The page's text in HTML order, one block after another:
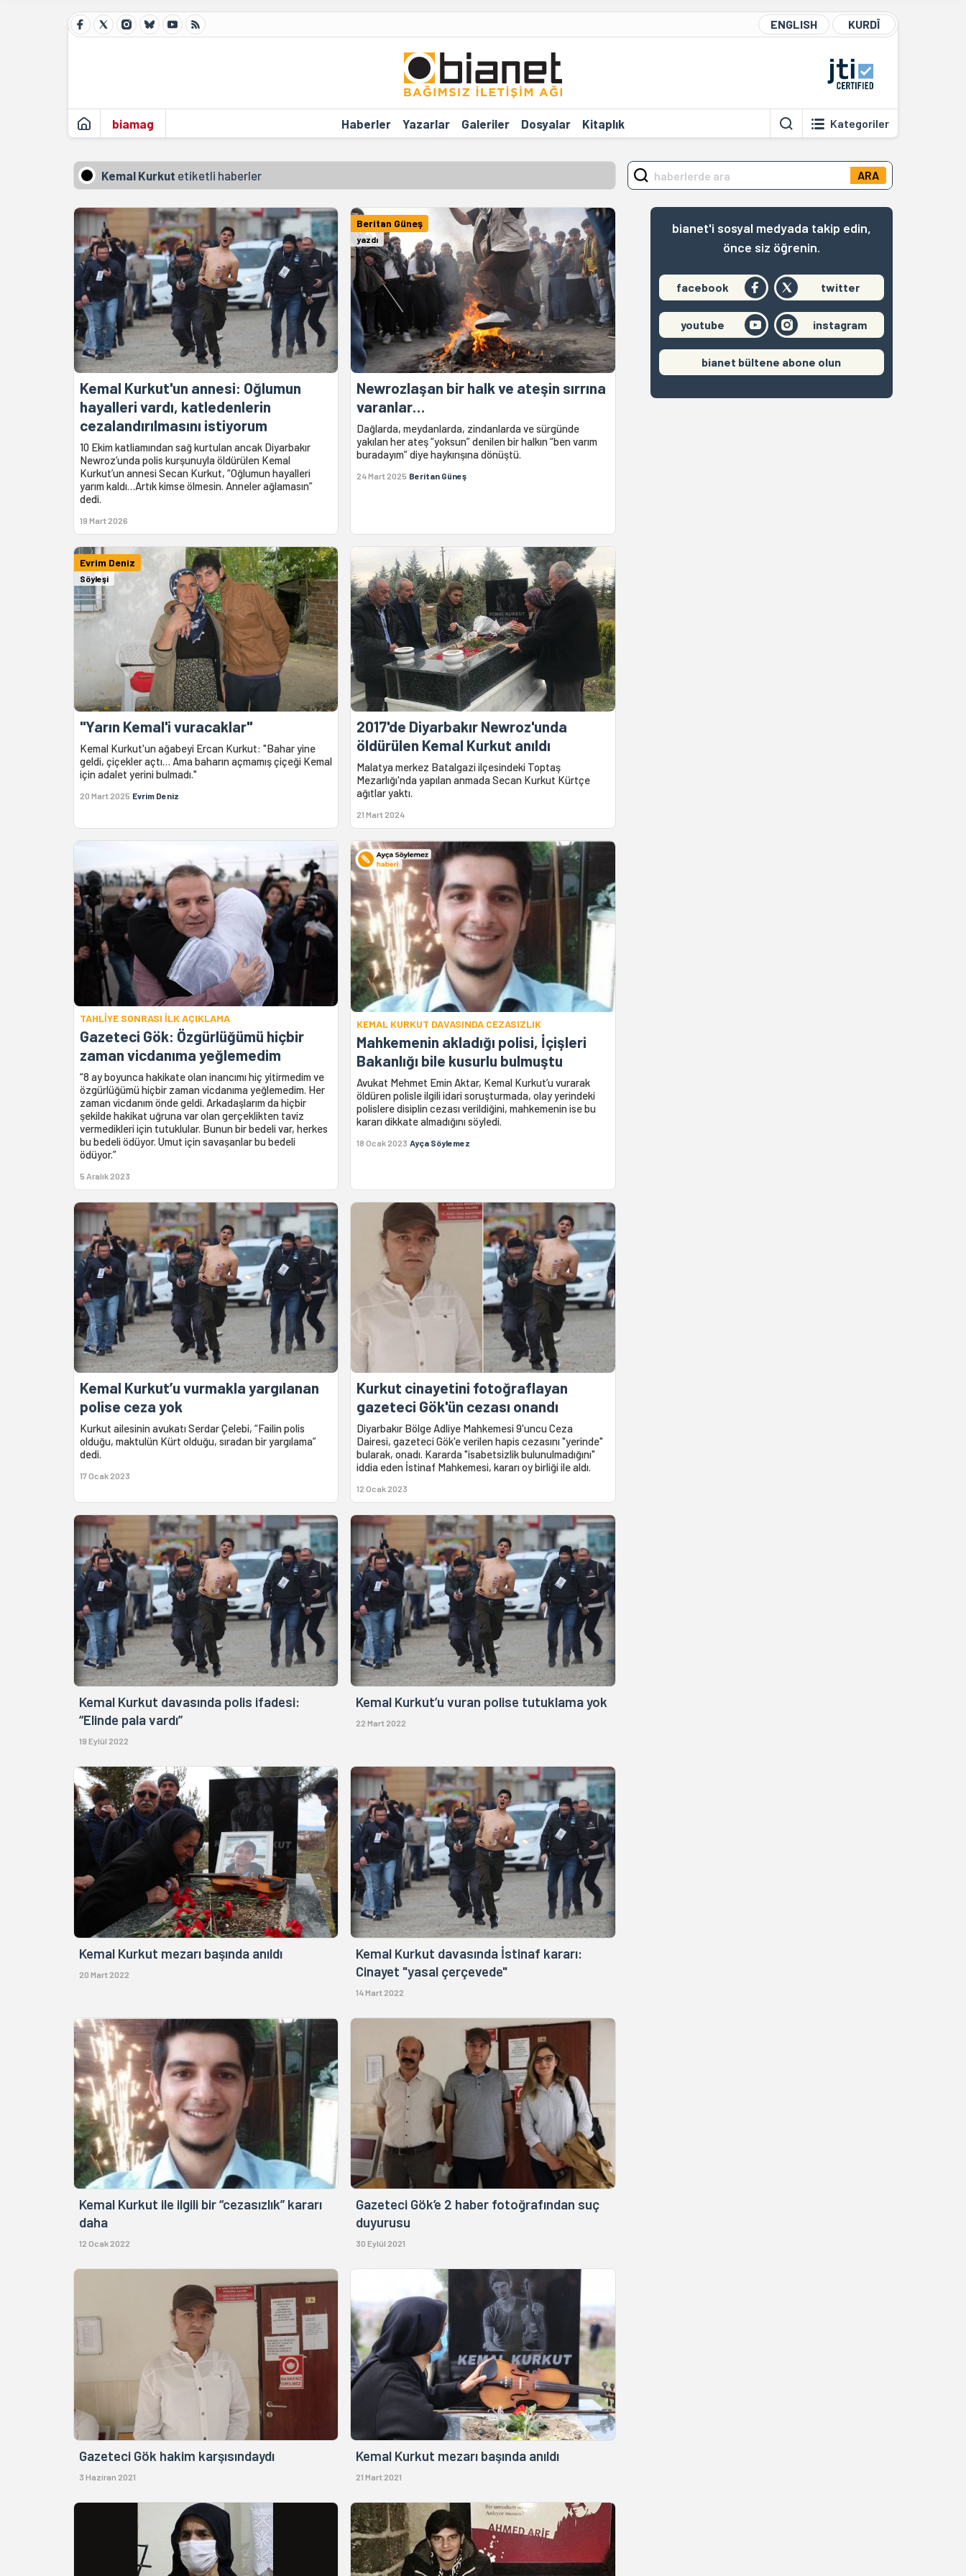
ENGLISH KURDÎ
biamag Haberler Yazarlar Galeriler Dosyalar Kitaplık Kategoriler
Kemal Kurkut etiketli haberler
Kemal Kurkut'un annesi: Oğlumun
hayalleri vardı, katledenlerin
cezalandırılmasını istiyorum
10 Ekim katliamından sağ kurtulan ancak Diyarbakır
Newroz’unda polis kurşunuyla öldürülen Kemal
Kurkut’un annesi Secan Kurkut, “Oğlumun hayalleri
yarım kaldı…Artık kimse ölmesin. Anneler ağlamasın”
dedi.
19 Mart 2026
Beritan Güneş
yazdı
Newrozlaşan bir halk ve ateşin sırrına
varanlar…
Dağlarda, meydanlarda, zindanlarda ve sürgünde
yakılan her ateş “yoksun” denilen bir halkın “ben varım
buradayım” diye haykırışına dönüştü.
24 Mart 2025 Beritan Güneş
Evrim Deniz
Söyleşi
"Yarın Kemal'i vuracaklar"
Kemal Kurkut'un ağabeyi Ercan Kurkut: "Bahar yine
geldi, çiçekler açtı… Ama baharın açmamış çiçeği Kemal
için adalet yerini bulmadı."
20 Mart 2025 Evrim Deniz
2017'de Diyarbakır Newroz'unda
öldürülen Kemal Kurkut anıldı
Malatya merkez Batalgazi ilçesindeki Toptaş
Mezarlığı'nda yapılan anmada Secan Kurkut Kürtçe
ağıtlar yaktı.
21 Mart 2024
TAHLİYE SONRASI İLK AÇIKLAMA
Gazeteci Gök: Özgürlüğümü hiçbir
zaman vicdanıma yeğlemedim
“8 ay boyunca hakikate olan inancımı hiç yitirmedim ve
özgürlüğümü hiçbir zaman vicdanıma yeğlemedim. Her
zaman vicdanım önde geldi. Arkadaşlarım da hiçbir
şekilde hakikat uğruna var olan gerçeklikten taviz
vermedikleri için tutuklular. Bunun bir bedeli var, herkes
bu bedeli ödüyor. Umut için savaşanlar bu bedeli
ödüyor.”
5 Aralık 2023
KEMAL KURKUT DAVASINDA CEZASIZLIK
Mahkemenin akladığı polisi, İçişleri
Bakanlığı bile kusurlu bulmuştu
Avukat Mehmet Emin Aktar, Kemal Kurkut’u vurarak
öldüren polisle ilgili idari soruşturmada, olay yerindeki
polislere disiplin cezası verildiğini, mahkemenin ise bu
kararı dikkate almadığını söyledi.
18 Ocak 2023 Ayça Söylemez
Kemal Kurkut’u vurmakla yargılanan
polise ceza yok
Kurkut ailesinin avukatı Serdar Çelebi, “Failin polis
olduğu, maktulün Kürt olduğu, sıradan bir yargılama”
dedi.
17 Ocak 2023
Kurkut cinayetini fotoğraflayan
gazeteci Gök'ün cezası onandı
Diyarbakır Bölge Adliye Mahkemesi 9'uncu Ceza
Dairesi, gazeteci Gök'e verilen hapis cezasını "yerinde"
bularak, onadı. Kararda "isabetsizlik bulunulmadığını"
iddia eden İstinaf Mahkemesi, kararı oy birliği ile aldı.
12 Ocak 2023
Kemal Kurkut davasında polis ifadesi:
“Elinde pala vardı”
19 Eylül 2022
Kemal Kurkut’u vuran polise tutuklama yok
22 Mart 2022
Kemal Kurkut mezarı başında anıldı
20 Mart 2022
Kemal Kurkut davasında İstinaf kararı:
Cinayet "yasal çerçevede"
14 Mart 2022
Kemal Kurkut ile ilgili bir “cezasızlık” kararı
daha
12 Ocak 2022
Gazeteci Gök’e 2 haber fotoğrafından suç
duyurusu
30 Eylül 2021
Gazeteci Gök hakim karşısındaydı
3 Haziran 2021
Kemal Kurkut mezarı başında anıldı
21 Mart 2021
ARA
bianet'i sosyal medyada takip edin,
önce siz öğrenin.
facebook twitter
youtube instagram
bianet bültene abone olun